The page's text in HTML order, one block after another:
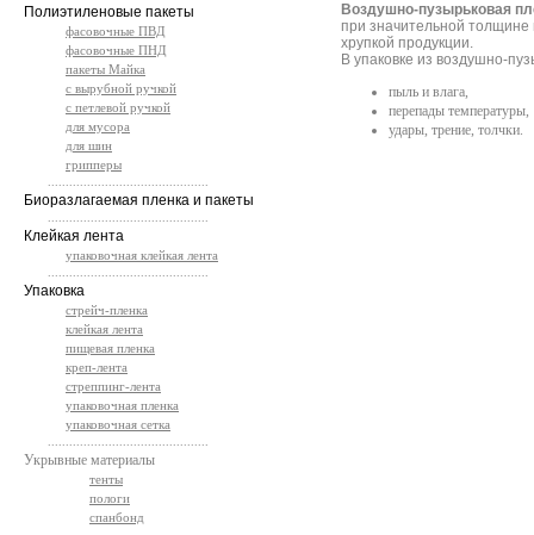
Воздушно-пузырьковая
при значительной толщине
хрупкой продукции.
В упаковке из воздушно-
пыль и влага,
перепады температуры,
удары, трение, толчки.
Полиэтиленовые пакеты
фасовочные ПВД
фасовочные ПНД
пакеты Майка
с вырубной ручкой
с петлевой ручкой
для мусора
для шин
грипперы
Биоразлагаемая пленка и пакеты
Клейкая лента
упаковочная клейкая лента
Упаковка
стрейч-пленка
клейкая лента
пищевая пленка
креп-лента
стреппинг-лента
упаковочная пленка
упаковочная сетка
Укрывные материалы
тенты
пологи
спанбонд